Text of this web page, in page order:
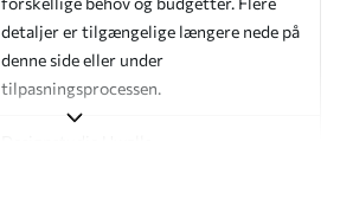
detaljer er tilgængelige længere nede på
denne side eller under
tilpasningsprocessen.